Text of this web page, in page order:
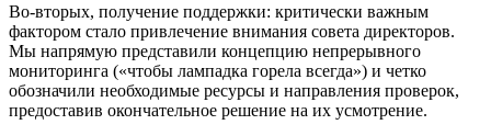
Во-вторых, получение поддержки: критически важным
фактором стало привлечение внимания совета директоров.
Мы напрямую представили концепцию непрерывного
мониторинга («чтобы лампадка горела всегда») и четко
обозначили необходимые ресурсы и направления проверок,
предоставив окончательное решение на их усмотрение.